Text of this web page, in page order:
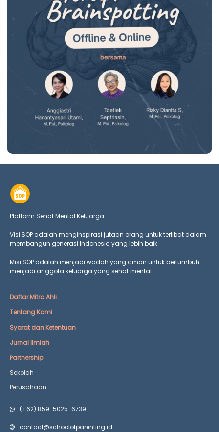
Platform Sehat Mental Keluarga
Visi SOP adalah menginspirasi jutaan orang untuk terlibat dalam
membangun generasi Indonesia yang lebih baik.
Misi SOP adalah menjadi wadah yang aman untuk bertumbuh
menjadi anggota keluarga yang sehat mental.
Daftar Mitra Ahli
Tentang Kami
Syarat dan Ketentuan
Jurnal Ilmiah
Partnership
Sekolah
Perusahaan
(+62) 859-5025-6739
contact@schoolofparenting.id